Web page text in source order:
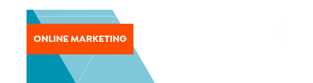
ONLINE MARKETING